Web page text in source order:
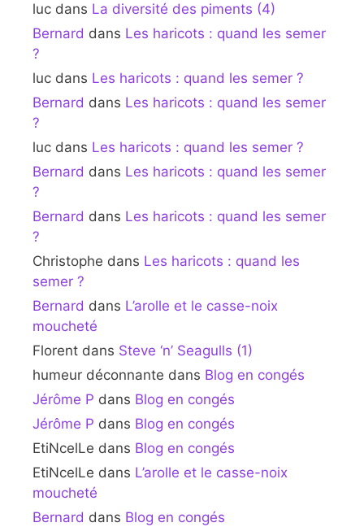
luc dans La diversité des piments (4)
Bernard dans Les haricots : quand les semer
?
luc dans Les haricots : quand les semer ?
Bernard dans Les haricots : quand les semer
?
luc dans Les haricots : quand les semer ?
Bernard dans Les haricots : quand les semer
?
Bernard dans Les haricots : quand les semer
?
Christophe dans Les haricots : quand les
semer ?
Bernard dans L’arolle et le casse-noix
moucheté
Florent dans Steve ‘n’ Seagulls (1)
humeur déconnante dans Blog en congés
Jérôme P dans Blog en congés
Jérôme P dans Blog en congés
EtiNcelLe dans Blog en congés
EtiNcelLe dans L’arolle et le casse-noix
moucheté
Bernard dans Blog en congés